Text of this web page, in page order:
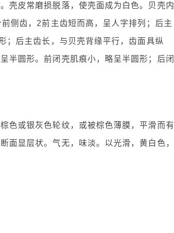
壳皮常磨损脱落，使壳面成为白色。贝壳内
侧齿，2前主齿短而高，呈人字排列；后主
；后主齿长，与贝壳背缘平行，齿面具纵
半圆形。前闭壳肌痕小，略呈半圆形；后闭
色或银灰色轮纹，或被棕色薄膜，平滑而有
面显层状。气无，味淡。以光滑，黄白色，